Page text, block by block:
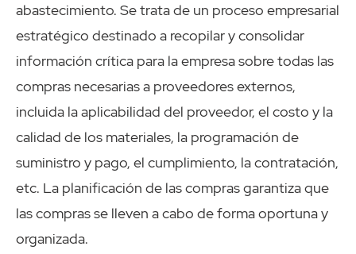
abastecimiento. Se trata de un proceso empresarial
estratégico destinado a recopilar y consolidar
información crítica para la empresa sobre todas las
compras necesarias a proveedores externos,
incluida la aplicabilidad del proveedor, el costo y la
calidad de los materiales, la programación de
suministro y pago, el cumplimiento, la contratación,
etc. La planificación de las compras garantiza que
las compras se lleven a cabo de forma oportuna y
organizada.